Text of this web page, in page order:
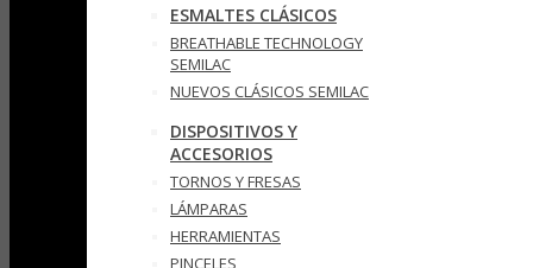
ESMALTES CLÁSICOS
BREATHABLE TECHNOLOGY
SEMILAC
NUEVOS CLÁSICOS SEMILAC
DISPOSITIVOS Y
ACCESORIOS
TORNOS Y FRESAS
LÁMPARAS
HERRAMIENTAS
PINCELES